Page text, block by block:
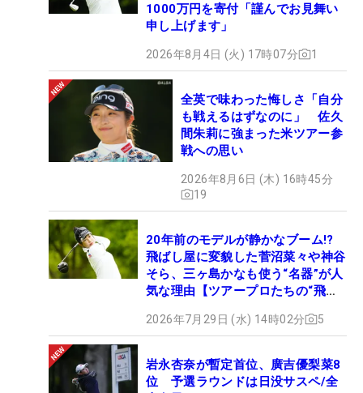
1000万円を寄付「謹んでお見舞い
申し上げます」
2026年8月4日 (火) 17時07分 1
全英で味わった悔しさ「自分
も戦えるはずなのに」 佐久
間朱莉に強まった米ツアー参
戦への思い
2026年8月6日 (木) 16時45分
19
20年前のモデルが静かなブーム!?
飛ばし屋に変貌した菅沼菜々や神谷
そら、三ヶ島かなも使う“名器”が人
気な理由【ツアープロたちの“飛ば
2026年7月29日 (水) 14時02分 5
岩永杏奈が暫定首位、廣吉優梨菜8
位 予選ラウンドは日没サスペ/全